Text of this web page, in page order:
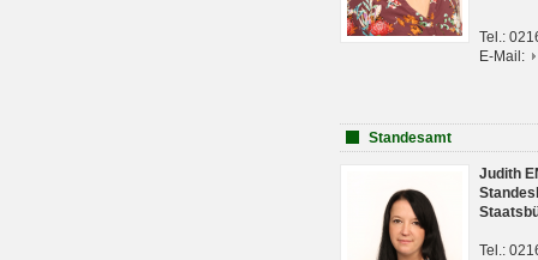
Tel.:
E-Mail:
Standesamt
Judith
Tel.: